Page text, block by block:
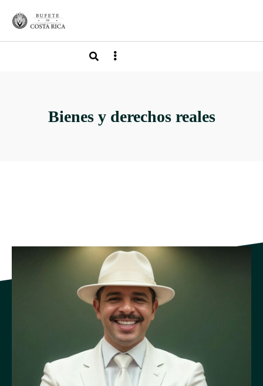
Bienes y derechos reales